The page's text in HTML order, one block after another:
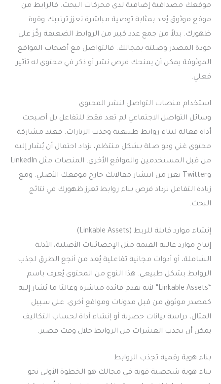
موقعك مصداقية إضافية لدى محركات البحث. فالرابط من
موقع موثوق يُعد بمثابة توصية مباشرة تعزز ترتيبك وقوة
ظهورك. بدلاً من جمع عدد كبير من الروابط الضعيفة ركّز على
جودة المصدر وصلته بمجالك. فالتواصل مع أصحاب المواقع
الموثوقة يمكن أن يمنحك فرص نشر أو ذكر في محتوى له تأثير
فعلي.
استخدام منصات التواصل لنشر المحتوى
وسائل التواصل الاجتماعي لم تعد فقط للتفاعل بل أصبحت
أداة فعالة لبناء روابط طبيعية وجذب الزيارات. فعند مشاركة
محتوى غني وذو صلة بشكل منتظم، يزداد احتمال أن يُشار إليه
من قبل المستخدمين والمواقع الأخرى. المنصات مثل LinkedIn
وTwitter تعزز من انتشار مقالاتك خارج موقعك الأصلي. ومع
زيادة التفاعل تزداد فرص بناء روابط تعزز ظهورك في نتائج
البحث.
إنشاء موارد قابلة للربط (Linkable Assets)
إنتاج موارد عالية القيمة مثل الإحصائيات الأصلية، الأدلة
الشاملة، أو أدوات مجانية تفاعلية يُعد من أنجع الطرق لجذب
الروابط بشكل طبيعي. هذا النوع من المحتوى يُعرف باسم
“Linkable Assets” لأنه يقدم فائدة مباشرة وغالبًا ما يُشار إليه
كمصدر موثوق من قبل مدونات ومواقع أخرى. على سبيل
المثال، دراسة بيانات حصرية أو إنشاء أداة لحساب التكاليف
يمكن أن تجذب العشرات من الروابط خلال وقت قصير.
بناء هوية رقمية تجذب الروابط
بناء هوية شخصية قوية في مجالك هو الخطوة الأولى نحو